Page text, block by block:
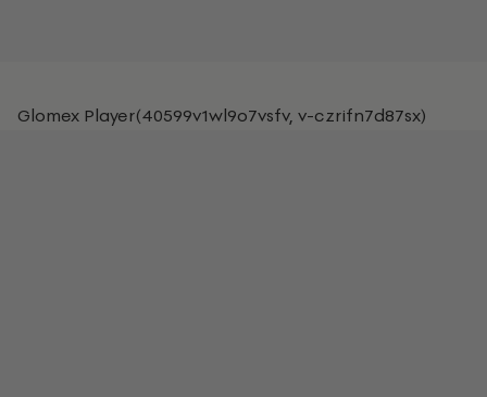
Glomex Player(40599v1wl9o7vsfv, v-czrifn7d87sx)